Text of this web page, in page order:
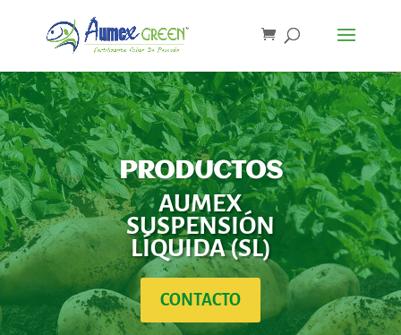
PRODUCTOS
AUMEX
SUSPENSIÓN
LÍQUIDA (SL)
CONTACTO